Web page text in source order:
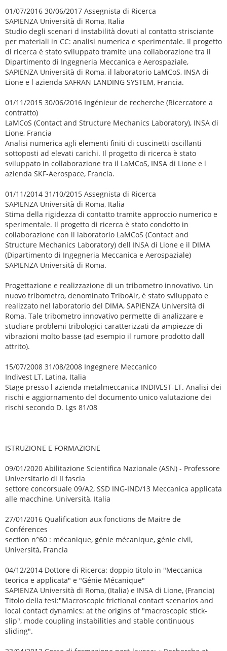
01/07/2016 30/06/2017 Assegnista di Ricerca
SAPIENZA Università di Roma, Italia
Studio degli scenari d instabilità dovuti al contatto strisciante
per materiali in CC: analisi numerica e sperimentale. Il progetto
di ricerca è stato sviluppato tramite una collaborazione tra il
Dipartimento di Ingegneria Meccanica e Aerospaziale,
SAPIENZA Università di Roma, il laboratorio LaMCoS, INSA di
Lione e l azienda SAFRAN LANDING SYSTEM, Francia.
01/11/2015 30/06/2016 Ingénieur de recherche (Ricercatore a
contratto)
LaMCoS (Contact and Structure Mechanics Laboratory), INSA di
Lione, Francia
Analisi numerica agli elementi finiti di cuscinetti oscillanti
sottoposti ad elevati carichi. Il progetto di ricerca è stato
sviluppato in collaborazione tra il LaMCoS, INSA di Lione e l
azienda SKF-Aerospace, Francia.
01/11/2014 31/10/2015 Assegnista di Ricerca
SAPIENZA Università di Roma, Italia
Stima della rigidezza di contatto tramite approccio numerico e
sperimentale. Il progetto di ricerca è stato condotto in
collaborazione con il laboratorio LaMCoS (Contact and
Structure Mechanics Laboratory) dell INSA di Lione e il DIMA
(Dipartimento di Ingegneria Meccanica e Aerospaziale)
SAPIENZA Università di Roma.
Progettazione e realizzazione di un tribometro innovativo. Un
nuovo tribometro, denominato TriboAir, è stato sviluppato e
realizzato nel laboratorio del DIMA, SAPIENZA Università di
Roma. Tale tribometro innovativo permette di analizzare e
studiare problemi tribologici caratterizzati da ampiezze di
vibrazioni molto basse (ad esempio il rumore prodotto dall
attrito).
15/07/2008 31/08/2008 Ingegnere Meccanico
Indivest LT, Latina, Italia
Stage presso l azienda metalmeccanica INDIVEST-LT. Analisi dei
rischi e aggiornamento del documento unico valutazione dei
rischi secondo D. Lgs 81/08
ISTRUZIONE E FORMAZIONE
09/01/2020 Abilitazione Scientifica Nazionale (ASN) - Professore
Universitario di II fascia
settore concorsuale 09/A2, SSD ING-IND/13 Meccanica applicata
alle macchine, Università, Italia
27/01/2016 Qualification aux fonctions de Maitre de
Conférences
section n°60 : mécanique, génie mécanique, génie civil,
Università, Francia
04/12/2014 Dottore di Ricerca: doppio titolo in "Meccanica
teorica e applicata" e "Génie Mécanique"
SAPIENZA Università di Roma, (Italia) e INSA di Lione, (Francia)
Titolo della tesi:"Macroscopic frictional contact scenarios and
local contact dynamics: at the origins of "macroscopic stick-
slip", mode coupling instabilities and stable continuous
sliding".